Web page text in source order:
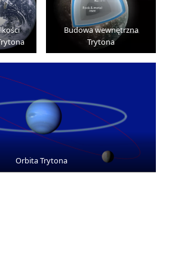
Budowa wewnętrzna
Trytona
Orbita Trytona